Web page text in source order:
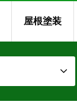
屋根塗装